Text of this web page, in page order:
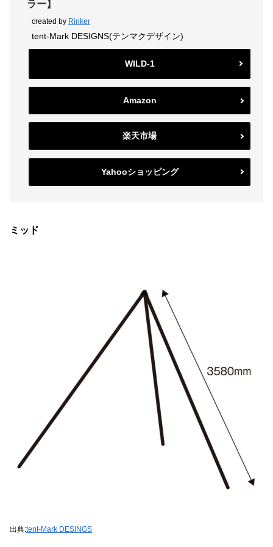
ラー】
created by Rinker
tent-Mark DESIGNS(テンマクデザイン)
WILD-1
Amazon
楽天市場
Yahooショッピング
ミッド
出典:tent-Mark DESINGS